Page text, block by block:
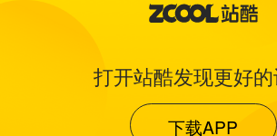
打开站酷发现更好
下载APP